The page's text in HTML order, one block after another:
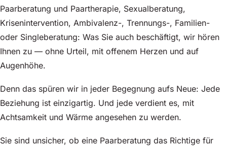
Paarberatung und Paartherapie, Sexualberatung,
Krisenintervention, Ambivalenz-, Trennungs-, Familien-
oder Singleberatung: Was Sie auch beschäftigt, wir hören
Ihnen zu — ohne Urteil, mit offenem Herzen und auf
Augenhöhe.
Denn das spüren wir in jeder Begegnung aufs Neue: Jede
Beziehung ist einzigartig. Und jede verdient es, mit
Achtsamkeit und Wärme angesehen zu werden.
Sie sind unsicher, ob eine Paarberatung das Richtige für